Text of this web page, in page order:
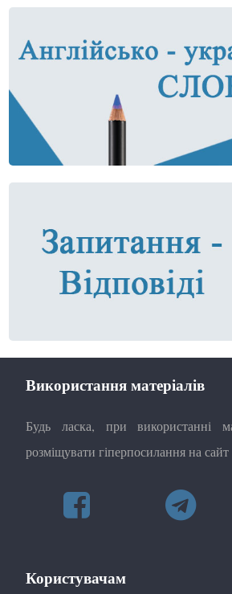
Використання матеріалів
Будь ласка, при використанні
розміщувати гіперпосилання на
Користувачам